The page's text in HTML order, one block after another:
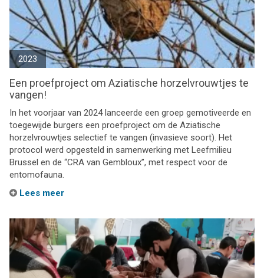
2023
Een proefproject om Aziatische horzelvrouwtjes te
vangen!
In het voorjaar van 2024 lanceerde een groep gemotiveerde en
toegewijde burgers een proefproject om de Aziatische
horzelvrouwtjes selectief te vangen (invasieve soort). Het
protocol werd opgesteld in samenwerking met Leefmilieu
Brussel en de “CRA van Gembloux”, met respect voor de
entomofauna.
Lees meer